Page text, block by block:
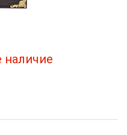
наличие